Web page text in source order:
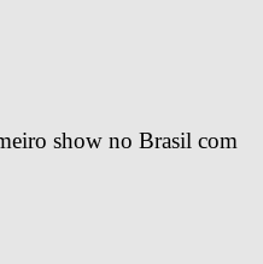
show no Brasil com